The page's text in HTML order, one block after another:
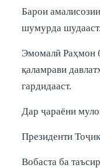
Барои
шумурда шудааст.
Эмомалӣ Раҳмон
қаламрави
гардидааст.
Дар ҷараёни
Президенти
Вобаста ба